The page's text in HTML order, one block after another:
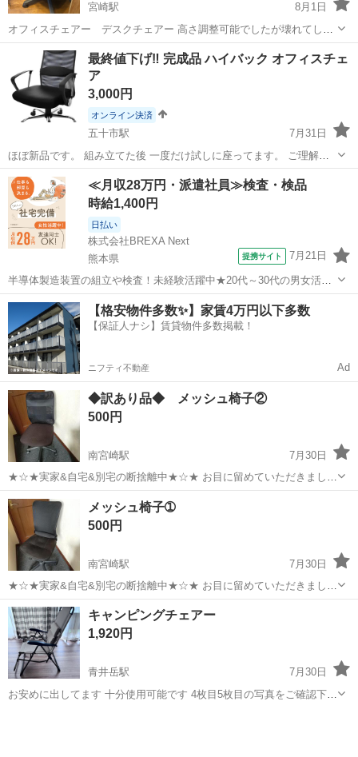
宮崎駅
8月1日
オフィスチェアー デスクチェアー 高さ調整可能でしたが壊れてしま
い部品も外した状態で、1番低い状態で使用していました。 それ以外
は破れ汚れ等はありません。 高さを調整する方法はある様です。 ご自
身で直せる方いかがでしょうか...
宮崎市 宮崎駅 椅子
最終値下げ‼️ 完成品 ハイバック オフィスチェ
ア
3,000円
オンライン決済
五十市駅
7月31日
ほぼ新品です。 組み立てた後 一度だけ試しに座ってます。 ご理解頂
ける方 よろしくお願いいたします。 カラー ブラック 高さ調節可 ロッ
キング調節可能
宮崎 都城市 五十市駅 椅子
≪月収28万円・派遣社員≫検査・検品
時給1,400円
日払い
株式会社BREXA Next
熊本県
提携サイト 7月21日
半導体製造装置の組立や検査！未経験活躍中★20代～30代の男女活躍
中★ワンルーム寮完備！赴任旅費会社負担！マイカー通勤OK！無料駐
車場あり！正社員登用あり！《熊本県菊池郡大津町》 人気の工場のお
仕事 ◇半導体製造装置の組立...
熊本 その他
【格安物件多数✨】家賃4万円以下多数
【保証人ナシ】賃貸物件多数掲載！
ニフティ不動産 Ad
◆訳あり品◆ メッシュ椅子②
500円
南宮崎駅
7月30日
★☆★実家&自宅&別宅の断捨離中★☆★ お目に留めていただきまして
ありがとうございます♪ 別宅でデスクワーク時に使っていた 椅子で
す…こちらは訳ありで 背もたれのメッシュ(取外し可能)の ファスナー
が破損しており 被せ...
宮崎 宮崎市 南宮崎駅 椅子
メッシュ椅子➀
500円
南宮崎駅
7月30日
★☆★実家&自宅&別宅の断捨離中★☆★ お目に留めていただきまして
ありがとうございます♪ 別宅でデスクワーク時に使っていた 椅子で
す…使用感あります(^_^;) 捨てるには勿体ないので どなたかご入用の
方がおられました...
宮崎 宮崎市 南宮崎駅 椅子
キャンピングチェアー
1,920円
青井岳駅
7月30日
お安めに出してます 十分使用可能です 4枚目5枚目の写真をご確認下さ